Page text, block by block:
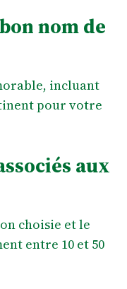
nom de
incluant
pour votre
aux
choisie et le
entre 10 et 50